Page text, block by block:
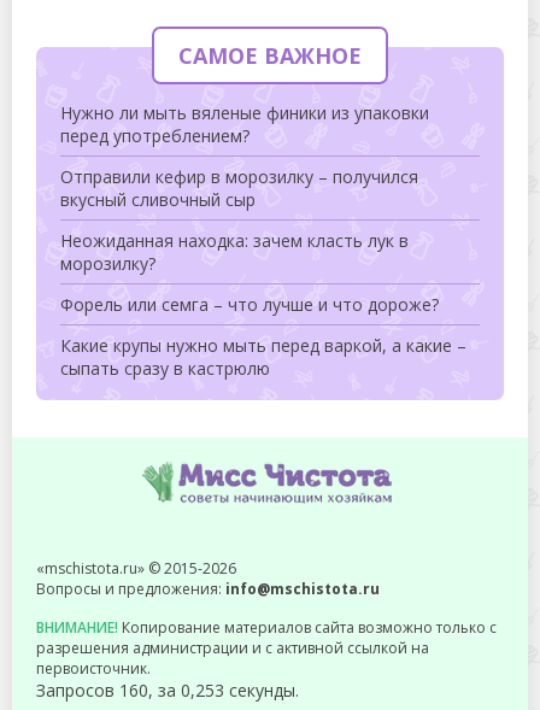
САМОЕ ВАЖНОЕ
Нужно ли мыть вяленые финики из упаковки
перед употреблением?
Отправили кефир в морозилку – получился
вкусный сливочный сыр
Неожиданная находка: зачем класть лук в
морозилку?
Форель или семга – что лучше и что дороже?
Какие крупы нужно мыть перед варкой, а какие –
сыпать сразу в кастрюлю
«mschistota.ru» © 2015-2026
Вопросы и предложения: info@mschistota.ru
ВНИМАНИЕ! Копирование материалов сайта возможно только с
разрешения администрации и с активной ссылкой на
первоисточник.
Запросов 160, за 0,253 секунды.